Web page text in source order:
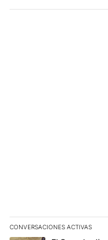
CONVERSACIONES ACTIVAS
Este listado muestra los